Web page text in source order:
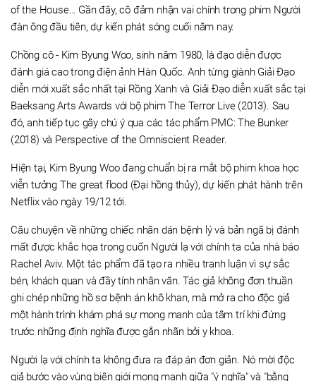
of the House… Gần đây, cô đảm nhận vai chính trong phim Người
đàn ông đầu tiên, dự kiến phát sóng cuối năm nay.
Chồng cô - Kim Byung Woo, sinh năm 1980, là đạo diễn được
đánh giá cao trong điện ảnh Hàn Quốc. Anh từng giành Giải Đạo
diễn mới xuất sắc nhất tại Rồng Xanh và Giải Đạo diễn xuất sắc tại
Baeksang Arts Awards với bộ phim The Terror Live (2013). Sau
đó, anh tiếp tục gây chú ý qua các tác phẩm PMC: The Bunker
(2018) và Perspective of the Omniscient Reader.
Hiện tại, Kim Byung Woo đang chuẩn bị ra mắt bộ phim khoa học
viễn tưởng The great flood (Đại hồng thủy), dự kiến phát hành trên
Netflix vào ngày 19/12 tới.
Câu chuyện về những chiếc nhãn dán bệnh lý và bản ngã bị đánh
mất được khắc họa trong cuốn Người lạ với chính ta của nhà báo
Rachel Aviv. Một tác phẩm đã tạo ra nhiều tranh luận vì sự sắc
bén, khách quan và đầy tính nhân văn. Tác giả không đơn thuần
ghi chép những hồ sơ bệnh án khô khan, mà mở ra cho độc giả
một hành trình khám phá sự mong manh của tâm trí khi đứng
trước những định nghĩa được gắn nhãn bởi y khoa.
Người lạ với chính ta không đưa ra đáp án đơn giản. Nó mời độc
giả bước vào vùng biên giới mong manh giữa "ý nghĩa" và "bằng